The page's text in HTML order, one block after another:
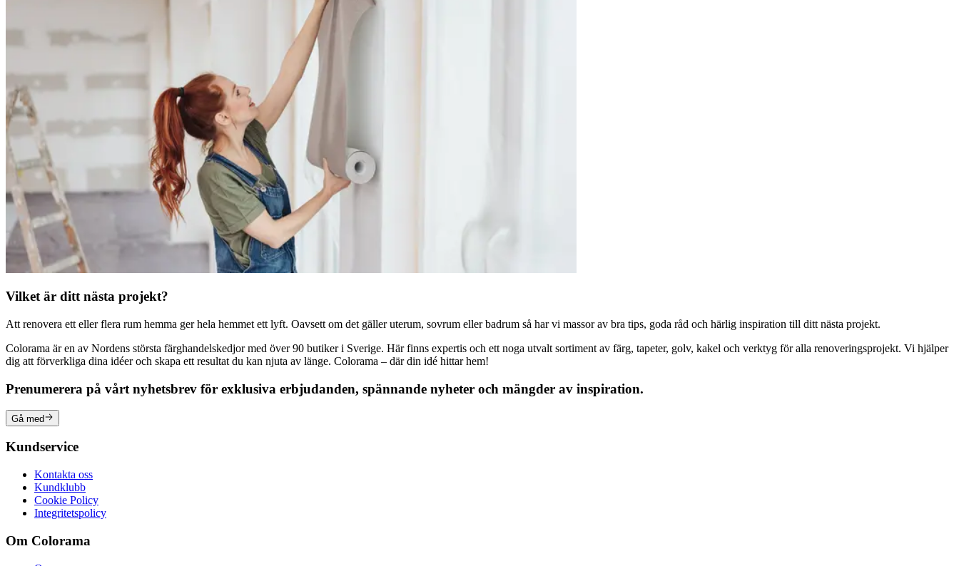
Vilket är ditt nästa projekt?
Att renovera ett eller flera rum hemma ger hela hemmet ett lyft. Oavsett om det gäller uterum, sovrum eller badrum så har vi massor av bra tips, goda råd och härlig inspiration till ditt nästa projekt.
Colorama är en av Nordens största färghandelskedjor med över 90 butiker i Sverige. Här finns expertis och ett noga utvalt sortiment av färg, tapeter, golv, kakel och verktyg för alla renoveringsprojekt. Vi hjälper
dig att förverkliga dina idéer och skapa ett resultat du kan njuta av länge. Colorama – där din idé hittar hem!
Prenumerera på vårt nyhetsbrev för exklusiva erbjudanden, spännande nyheter och mängder av inspiration.
Gå med
Kundservice
Kontakta oss
Kundklubb
Cookie Policy
Integritetspolicy
Om Colorama